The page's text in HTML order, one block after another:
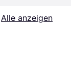
Alle anzeigen